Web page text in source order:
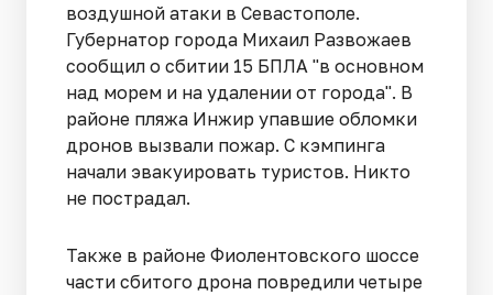
воздушной атаки в Севастополе.
Губернатор города Михаил Развожаев
сообщил о сбитии 15 БПЛА "в основном
над морем и на удалении от города". В
районе пляжа Инжир упавшие обломки
дронов вызвали пожар. С кэмпинга
начали эвакуировать туристов. Никто
не пострадал.
Также в районе Фиолентовского шоссе
части сбитого дрона повредили четыре